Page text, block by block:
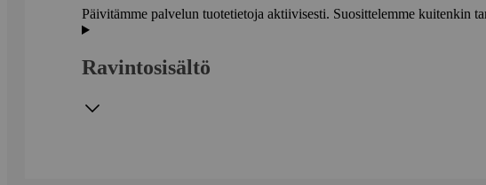
Päivitämme palvelun tuotetietoja aktiivisesti. Suosittelemme kuitenkin
Ravintosisältö